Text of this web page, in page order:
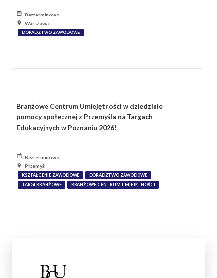
Bezterminowo
Warszawa
DORADZTWO ZAWODOWE
Branżowe Centrum Umiejętności w dziedzinie
pomocy społecznej z Przemyśla na Targach
Edukacyjnych w Poznaniu 2026!
Bezterminowo
Przemyśl
KSZTAŁCENIE ZAWODOWE
DORADZTWO ZAWODOWE
TARGI BRANŻOWE
BRANŻOWE CENTRUM UMIEJĘTNOŚCI